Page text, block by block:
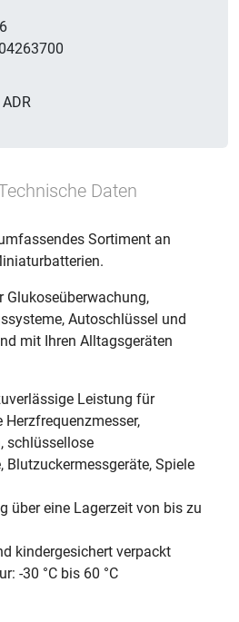
Daten
Sortiment an
Glukoseüberwachung,
Autoschlüssel und
mit Ihren Alltagsgeräten
Leistung für
schlüssellose
Blutzuckermessgeräte, Spiele
über eine Lagerzeit von bis zu
kindergesichert verpackt
-30 °C bis 60 °C